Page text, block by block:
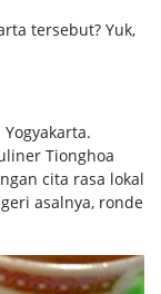
tersebut? Yuk,
Tionghoa
cita rasa lokal
asalnya, ronde